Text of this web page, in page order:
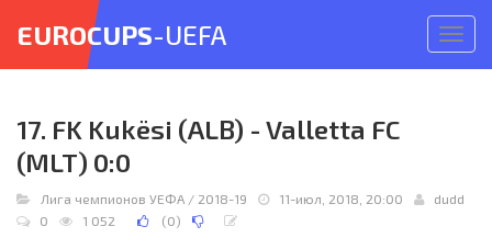
меню
EUROCUPS-UEFA
17. FK Kukësi (ALB) - Valletta FC
(MLT) 0:0
Лига чемпионов УЕФА / 2018-19 11-июл, 2018, 20:00
dudd
0
1 052 (0)